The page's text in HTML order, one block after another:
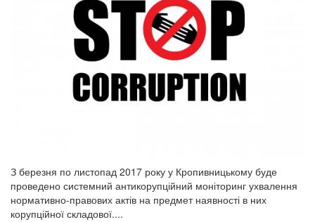
З березня по листопад 2017 року у Кропивницькому буде
проведено системний антикорупційний моніторинг ухвалення
нормативно-правових актів на предмет наявності в них
корупційної складової....